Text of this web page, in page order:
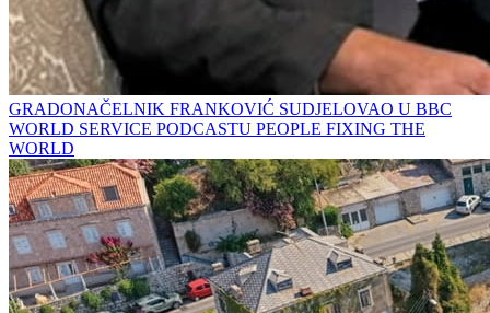
GRADONAČELNIK FRANKOVIĆ SUDJELOVAO U BBC
WORLD SERVICE PODCASTU PEOPLE FIXING THE
WORLD